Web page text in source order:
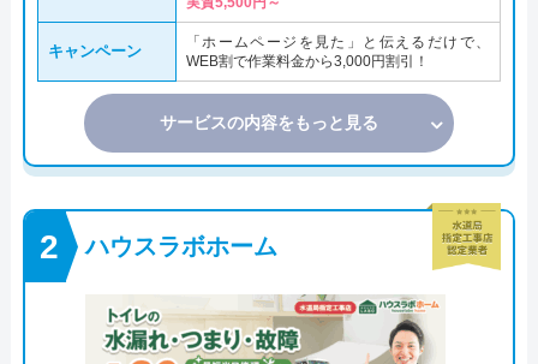
キャンペーン
「ホームページを見た」と伝えるだけで、
WEB割で作業料金から3,000円割引！
サービスの内容をもっと見る
ハウスラボホーム